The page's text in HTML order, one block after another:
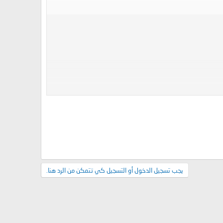
يجب تسجيل الدخول أو التسجيل كي تتمكن من الرد هنا.